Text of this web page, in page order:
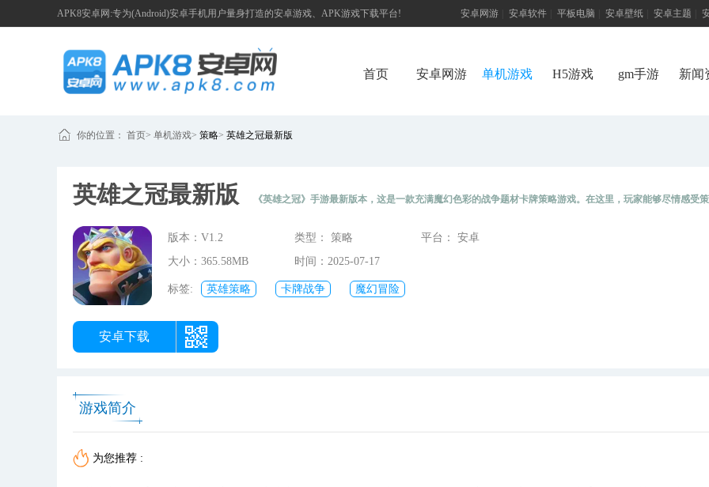
APK8安卓网:专为(Android)安卓手机用户量身打造的安卓游戏、APK游戏下载平台! 安卓网游 安卓软件 平板电脑 安卓壁纸 安卓主题
首页 安卓网游 单机游戏 H5游戏 gm手游 新闻
你的位置： 首页> 单机游戏> 策略> 英雄之冠最新版
英雄之冠最新版 《英雄之冠》手游最新版本，这是一款充满魔幻色彩的战争题材卡牌策略游戏。在这里，玩家能够尽情感受策
略游戏带来的独特乐趣。游戏融入了丰富多样的魔幻元素，并与策略战争玩法巧妙结合，让玩家充分体验战术大师那种烧脑又刺激的独特玩法。在游戏
中，玩家将化身为一座城市的领主，着手建设自己的城邦，通过发展农业、提升科技、壮大军队以及培养英雄等方式，全方位增强自身实力，进而领略全
新的经营领主玩法。
版本：V1.2 类型： 策略
平台： 安卓
大小：365.58MB
时间：2025-07-17
12:20:21
标签: 英雄策略 卡牌战争 魔幻冒险
安卓下载
游戏简介
为您推荐 :